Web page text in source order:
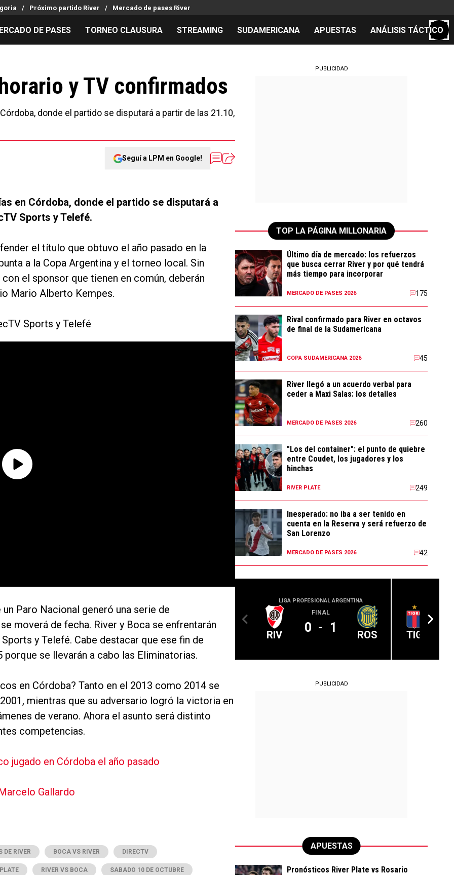
Próximo partido River Mercado de pases River
de Pases
Análisis tácticos
Chacho Coudet
Streaming
Entradas
Los goles de River
Noticias
Guías
Pronósticos
DE PASES TORNEO CLAUSURA STREAMING SUDAMERICANA APUESTAS ANÁLISIS TÁCTICO
y TV confirmados
donde el partido se disputará a partir de las 21.10,
Seguí a LPM en Google!
en Córdoba, donde el partido se disputará a
Sports y Telefé.
el título que obtuvo el año pasado en la
a la Copa Argentina y el torneo local. Sin
el sponsor que tienen en común, deberán
Mario Alberto Kempes.
Sports y Telefé
Paro Nacional generó una serie de
moverá de fecha. River y Boca se enfrentarán
y Telefé. Cabe destacar que ese fin de
se llevarán a cabo las Eliminatorias.
en Córdoba? Tanto en el 2013 como 2014 se
mientras que su adversario logró la victoria en
de verano. Ahora el asunto será distinto
competencias.
jugado en Córdoba el año pasado
Gallardo
DE RIVER BOCA VS RIVER DIRECTV
RIVER VS BOCA SABADO 10 DE OCTUBRE
PUBLICIDAD
TOP LA PÁGINA MILLONARIA
Último día de mercado: los refuerzos
que busca cerrar River y por qué tendrá
más tiempo para incorporar
MERCADO DE PASES 2026 175
Rival confirmado para River en octavos
de final de la Sudamericana
COPA SUDAMERICANA 2026 45
River llegó a un acuerdo verbal para
ceder a Maxi Salas: los detalles
MERCADO DE PASES 2026 260
"Los del container": el punto de quiebre
entre Coudet, los jugadores y los
hinchas
RIVER PLATE 249
Inesperado: no iba a ser tenido en
cuenta en la Reserva y será refuerzo de
San Lorenzo
MERCADO DE PASES 2026 42
LIGA PROFESIONAL ARGENTINA
RIV
FINAL
0 - 1 ROS TIG
PUBLICIDAD
APUESTAS
Pronósticos River Plate vs Rosario